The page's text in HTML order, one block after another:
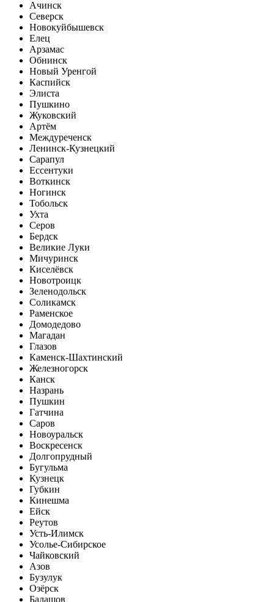
Ачинск
Северск
Новокуйбышевск
Елец
Арзамас
Обнинск
Новый Уренгой
Каспийск
Элиста
Пушкино
Жуковский
Артём
Междуреченск
Ленинск-Кузнецкий
Сарапул
Ессентуки
Воткинск
Ногинск
Тобольск
Ухта
Серов
Бердск
Великие Луки
Мичуринск
Киселёвск
Новотроицк
Зеленодольск
Соликамск
Раменское
Домодедово
Магадан
Глазов
Каменск-Шахтинский
Железногорск
Канск
Назрань
Пушкин
Гатчина
Саров
Новоуральск
Воскресенск
Долгопрудный
Бугульма
Кузнецк
Губкин
Кинешма
Ейск
Реутов
Усть-Илимск
Усолье-Сибирское
Чайковский
Азов
Бузулук
Озёрск
Балашов